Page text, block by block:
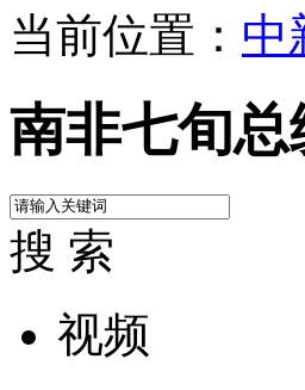
当前位置： 中
南非七旬
搜 索
视频